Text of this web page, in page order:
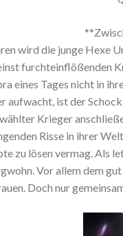
wird die junge Hexe
furchteinflößenden
eines Tages nicht in
aufwacht, ist der
Krieger
Risse in ihrer
zu lösen vermag. Als
Vor allem dem
Doch nur